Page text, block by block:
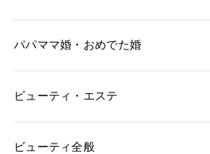
パパママ婚・おめでた婚
ビューティ・エステ
ビューティ全般